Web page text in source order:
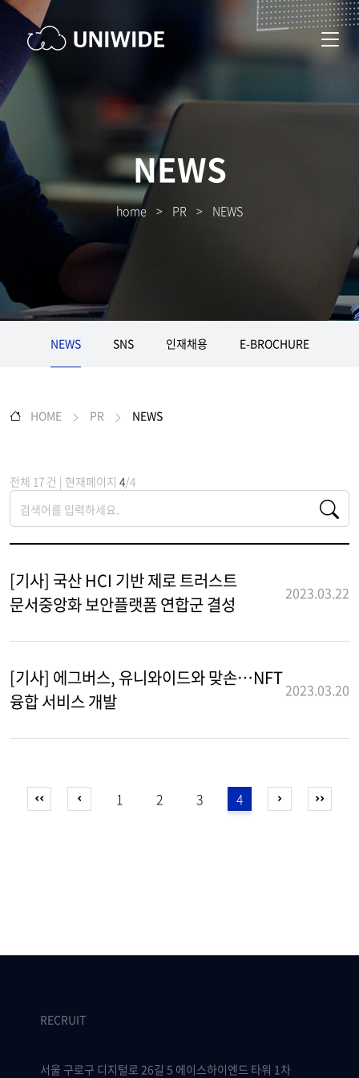
NEWS
home > PR > NEWS
NEWS SNS 인재채용 E-BROCHURE
HOME PR NEWS
전체 17 건 | 현재페이지 4/4
[기사] 국산 HCI 기반 제로 트러스트
문서중앙화 보안플랫폼 연합군 결성
2023.03.22
[기사] 에그버스, 유니와이드와 맞손…NFT
융합 서비스 개발
2023.03.20
1 2 3 4
RECRUIT
서울 구로구 디지털로 26길 5 에이스하이엔드 타워 1차